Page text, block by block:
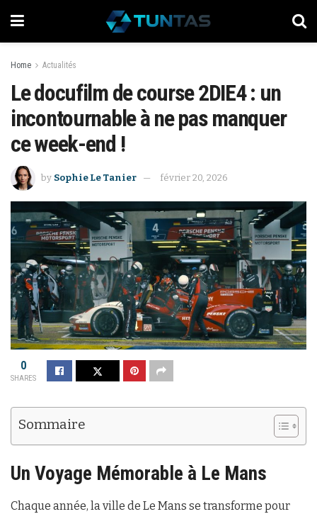
Home Actualités
Le docufilm de course 2DIE4 : un
incontournable à ne pas manquer
ce week-end !
by Sophie Le Tanier février 20, 2026
0
SHARES
Sommaire
Un Voyage Mémorable à Le Mans
Chaque année, la ville de Le Mans se transforme pour